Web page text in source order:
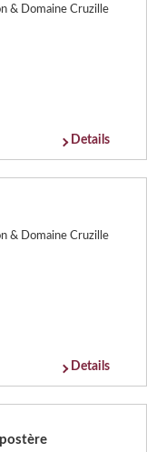
& Domaine Cruzille
Details
& Domaine Cruzille
Details